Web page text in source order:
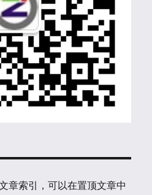
章索引，可以在置顶文章中